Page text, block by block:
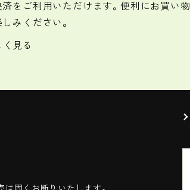
済をご利用いただけます。便利にお買い物
みください。
く見る